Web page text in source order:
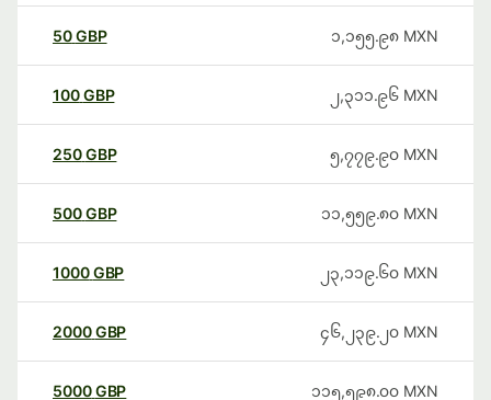
50GBP ၁,၁၅၅.၉၈ MXN
100GBP ၂,၃၁၁.၉၆ MXN
250GBP ၅,၇၇၉.၉၀ MXN
500GBP ၁၁,၅၅၉.၈၀ MXN
1000GBP ၂၃,၁၁၉.၆၀ MXN
2000GBP ၄၆,၂၃၉.၂၀ MXN
5000GBP ၁၁၅,၅၉၈.၀၀ MXN